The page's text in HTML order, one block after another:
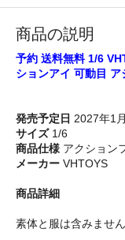
商品の説明
予約 送料無料 1/6
ションアイ 可動目
発売予定日 2027年1
サイズ1/6
商品仕様 アクション
メーカー VHTOYS
商品詳細
素体と服は含みません